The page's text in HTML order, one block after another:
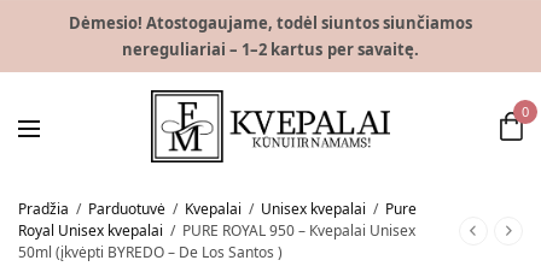
Dėmesio! Atostogaujame, todėl siuntos siunčiamos
nereguliariai – 1–2 kartus per savaitę.
0
Pradžia / Parduotuvė / Kvepalai / Unisex kvepalai / Pure
Royal Unisex kvepalai / PURE ROYAL 950 – Кvepalai Unisex
50ml (įkvėpti BYREDO – De Los Santos )